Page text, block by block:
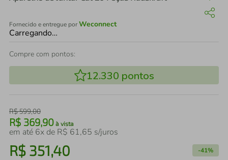
Fornecido e entregue porWeconnect
Carregando…
Compre com pontos:
12.330 pontos
R$599,00
R$ 369,90 à vista
em até 6x de R$ 61,65 s/juros
R$ 351,40 -41%